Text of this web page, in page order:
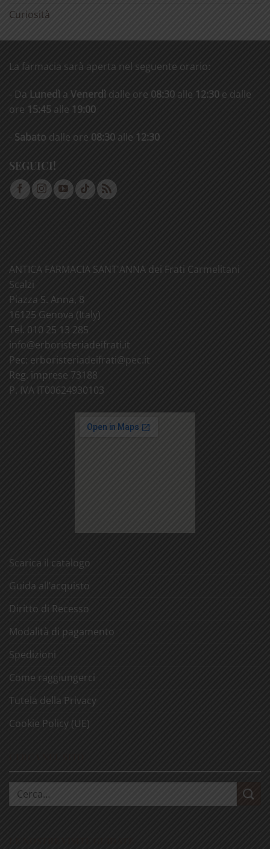
Curiosità
La farmacia sarà aperta nel seguente orario:
- Da Lunedì a Venerdì dalle ore 08:30 alle 12:30 e dalle
ore 15:45 alle 19:00
- Sabato dalle ore 08:30 alle 12:30
SEGUICI!
ANTICA FARMACIA SANT'ANNA dei Frati Carmelitani
Scalzi
Piazza S. Anna, 8
16125 Genova (Italy)
Tel. 010 25 13 285
info@erboristeriadeifrati.it
Pec: erboristeriadeifrati@pec.it
Reg. imprese 73188
P. IVA IT00624930103
Scarica il catalogo
Guida all’acquisto
Diritto di Recesso
Modalità di pagamento
Spedizioni
Come raggiungerci
Tutela della Privacy
Cookie Policy (UE)
Cerca: